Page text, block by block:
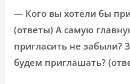
— Кого вы хотели бы
(ответы) А самую
пригласить не
будем приглашать?